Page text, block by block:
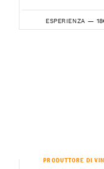
ESPERIENZA —
PRODUTTORE DI